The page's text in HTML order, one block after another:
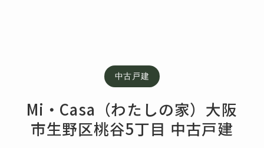
中古戸建
Mi・Casa（わたしの家）大阪
市生野区桃谷5丁目 中古戸建